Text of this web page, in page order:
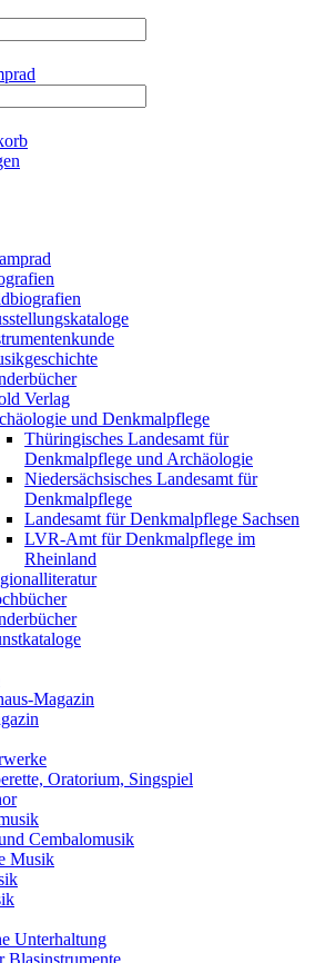
Verlag
und Denkmalpflege
Thüringisches Landesamt für
Denkmalpflege und Archäologie
Niedersächsisches Landesamt für
Denkmalpflege
Landesamt für Denkmalpflege Sachsen
LVR-Amt für Denkmalpflege im
Rheinland
Magazin
Oratorium, Singspiel
Cembalomusik
Musik
Unterhaltung
Blasinstrumente